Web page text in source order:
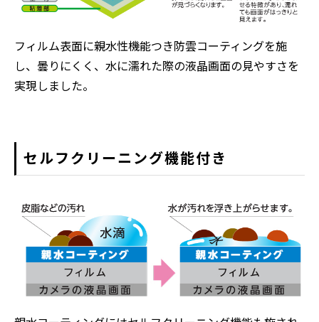
フィルム表面に親水性機能つき防雲コーティングを施
し、曇りにくく、水に濡れた際の液晶画面の見やすさを
実現しました。
セルフクリーニング機能付き